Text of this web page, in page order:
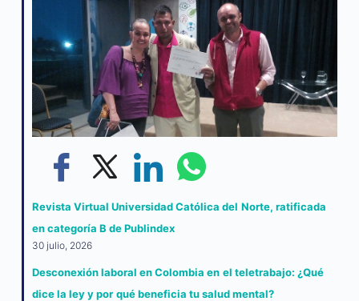
Revista Virtual Universidad Católica del Norte, ratificada
en categoría B de Publindex
30 julio, 2026
Desconexión laboral en Colombia en el teletrabajo: ¿Qué
dice la ley y por qué beneficia tu salud mental?